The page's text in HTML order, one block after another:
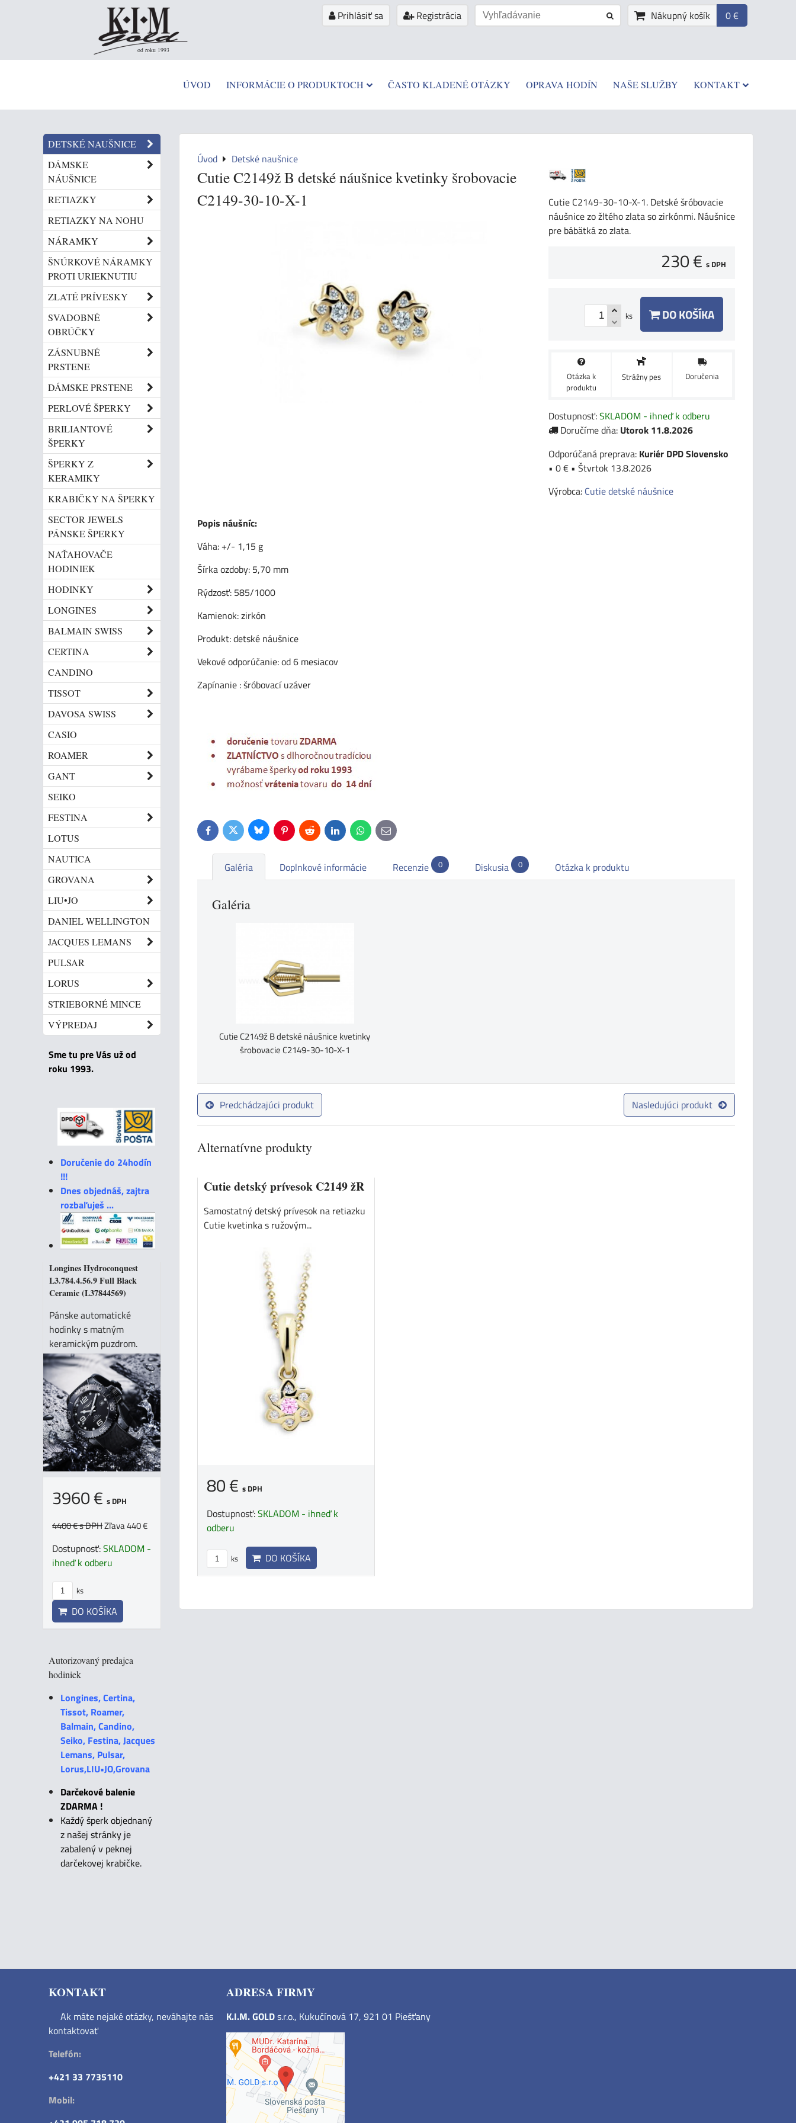
od roku 1993
Prihlásiť sa Registrácia Nákupný košík 0 €
ÚVOD INFORMÁCIE O PRODUKTOCH ČASTO KLADENÉ OTÁZKY OPRAVA HODÍN NAŠE SLUŽBY KONTAKT
Úvod Detské naušnice
Cutie C2149ž B detské náušnice kvetinky šrobovacie
C2149-30-10-X-1
Cutie C2149-30-10-X-1. Detské šróbovacie
náušnice zo žltého zlata so zirkónmi. Náušnice
pre bábätká zo zlata.
230 € s DPH
ks DO KOŠÍKA
Otázka k
produktu
Strážny pes Doručenia
Dostupnosť:SKLADOM - ihneď k odberu
Doručíme dňa: Utorok 11.8.2026
Kuriér DPD Slovensko
• 0 € • Štvrtok 13.8.2026
Výrobca: Cutie detské náušnice
Popis náušníc:
Váha: +/- 1,15 g
Šírka ozdoby: 5,70 mm
Rýdzosť: 585/1000
Kamienok: zirkón
Produkt: detské náušnice
Vekové odporúčanie: od 6 mesiacov
Zapínanie : šróbovací uzáver
FacebookTwitterBlueskyPinterestReddit LinkedInWhatsApp
E-
mail
Galéria Doplnkové informácie Recenzie 0 Diskusia 0 Otázka k produktu
Galéria
Cutie C2149ž B detské náušnice kvetinky
šrobovacie C2149-30-10-X-1
Predchádzajúci produkt Nasledujúci produkt
Alternatívne produkty
Cutie detský prívesok C2149 žR
Samostatný detský prívesok na retiazku
Cutie kvetinka s ružovým...
80 € s DPH
Dostupnosť:SKLADOM - ihneď k
odberu
ks DO KOŠÍKA
DETSKÉ NAUŠNICE
DÁMSKE
NÁUŠNICE
RETIAZKY
RETIAZKY NA NOHU
NÁRAMKY
ŠNÚRKOVÉ NÁRAMKY
PROTI URIEKNUTIU
ZLATÉ PRÍVESKY
SVADOBNÉ
OBRÚČKY
ZÁSNUBNÉ
PRSTENE
DÁMSKE PRSTENE
PERLOVÉ ŠPERKY
BRILIANTOVÉ
ŠPERKY
ŠPERKY Z
KERAMIKY
KRABIČKY NA ŠPERKY
SECTOR JEWELS
PÁNSKE ŠPERKY
NAŤAHOVAČE
HODINIEK
HODINKY
LONGINES
BALMAIN SWISS
CERTINA
CANDINO
TISSOT
DAVOSA SWISS
CASIO
ROAMER
GANT
SEIKO
FESTINA
LOTUS
NAUTICA
GROVANA
LIU•JO
DANIEL WELLINGTON
JACQUES LEMANS
PULSAR
LORUS
STRIEBORNÉ MINCE
VÝPREDAJ
Sme tu pre Vás už od
roku 1993.
Doručenie do 24hodín
!!!
Dnes objednáš, zajtra
rozbaľuješ ...
Longines Hydroconquest
L3.784.4.56.9 Full Black
Ceramic (L37844569)
Pánske automatické
hodinky s matným
keramickým puzdrom.
3960 € s DPH
4400 €s DPHZľava 440 €
Dostupnosť:SKLADOM -
ihneď k odberu
ks
DO KOŠÍKA
Autorizovaný predajca
hodiniek
Longines, Certina,
Tissot, Roamer,
Balmain, Candino,
Seiko, Festina, Jacques
Lemans, Pulsar,
Lorus,LIU•JO,Grovana
Darčekové balenie
ZDARMA !
Každý šperk objednaný
z našej stránky je
zabalený v peknej
darčekovej krabičke.
KONTAKT
Ak máte nejaké otázky, neváhajte nás
kontaktovať
Telefón:
+421 33 7735110
Mobil:
ADRESA FIRMY
K.I.M. GOLDs.r.o., Kukučínová 17, 921 01 Piešťany